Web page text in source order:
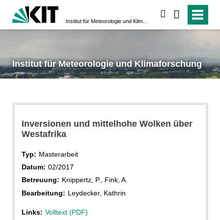
Institut für Meteorologie und Klimaforschung
Inversionen und mittelhohe Wolken über
Westafrika
Typ: Masterarbeit
Datum: 02/2017
Betreuung: Knippertz, P., Fink, A.
Bearbeitung: Leydecker, Kathrin
Links: Volltext (PDF)